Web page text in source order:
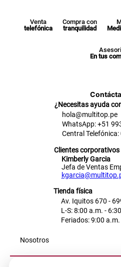
Venta
telefónica
Compra con
tranquilidad
En tus
¿Necesitas ayuda
hola@multitop.pe
WhatsApp: +51
Central
Clientes corporativos
Kimberly Garcia
Jefa de Ventas
Tienda física
Av. Iquitos 670 -
L-S: 8:00 a.m. -
Feriados: 9:00
Nosotros